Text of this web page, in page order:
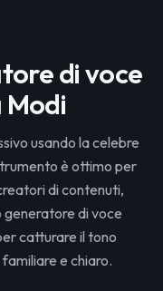
di voce
usando la celebre
è ottimo per
di contenuti,
generatore di voce
catturare il tono
e chiaro.